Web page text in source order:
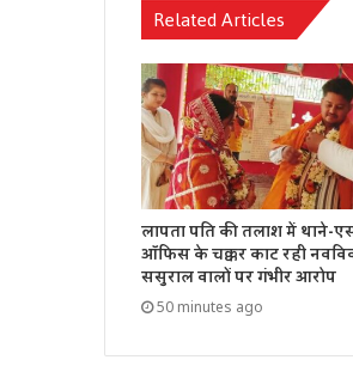
Related Articles
लापता पति की तलाश में थाने-
ऑफिस के चक्कर काट रही
ससुराल वालों पर गंभीर आरोप
50 minutes ago